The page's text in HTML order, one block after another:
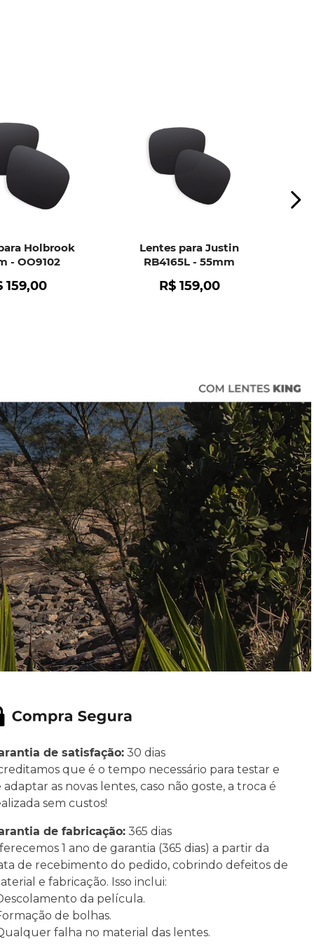
Holbrook
- OO9102
159,00
Lentes para Justin
RB4165L - 55mm
R$ 159,00
de satisfação:30 dias
que é o tempo necessário para testar e
adaptar as novas lentes, caso não goste, a troca é
sem custos!
de fabricação:365 dias
1 ano de garantia (365 dias) a partir da
de recebimento do pedido, cobrindo defeitos de
e fabricação. Isso inclui:
da película.
de bolhas.
falha no material das lentes.